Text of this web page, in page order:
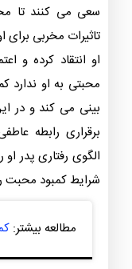
سعی می کنند تا
تاثیرات مخربی برای
او انتقاد کرده و
محبتی به او
بینی می کند و در
برقراری رابطه
الگوی رفتاری پدر
شرایط کمبود محبت
مطالعه بیشتر: